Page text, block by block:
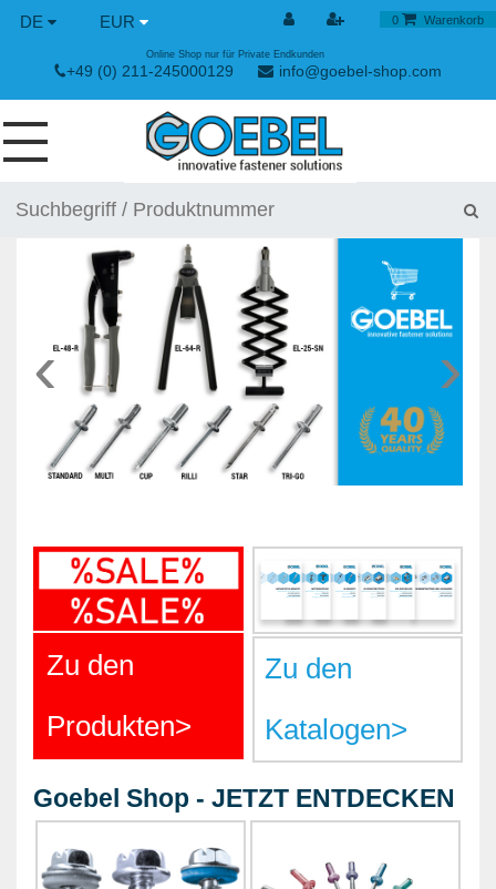
DE EUR 0 Warenkorb
+49 (0) 211-245000129 info@goebel-shop.com
Online Shop nur für Private Endkunden
SCHRAUBEN
SPEZIAL NIETE
NIETMUTTERN
NIETWERKZEUGE
SPANN & SCHNELLVERSCHLÜSSE
HANDWERKZEUGE
KLEBEN UND DICHTEN
ARBEITSSCHUTZ
ANGEBOTE
%SALE%
KATALOGE
FAQ - Häufig gestellte Fragen
‹ ›
Zu den
Produkten>
Zu den
Katalogen>
Goebel Shop - JETZT ENTDECKEN